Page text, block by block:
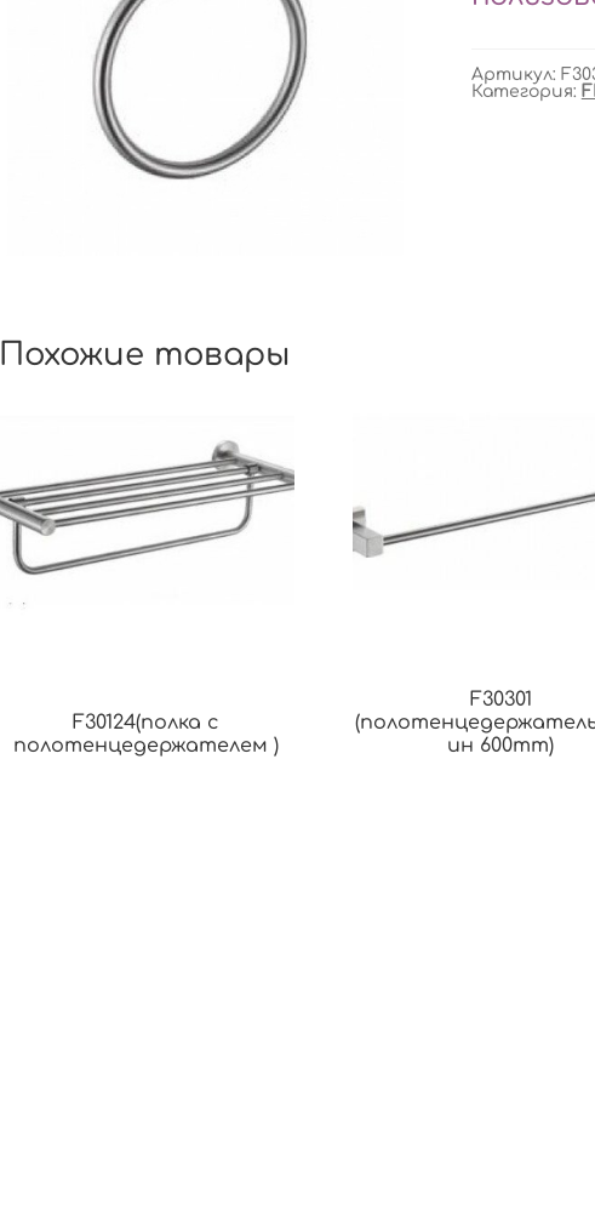
Артикул:
Категория:
Похожие товары
F30124(полка с
полотенцедержателем )
F30301
ин 600mm)